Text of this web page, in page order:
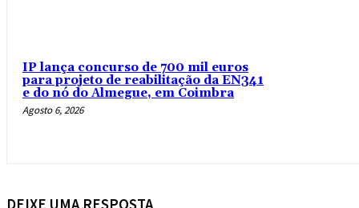
IP lança concurso de 700 mil euros
para projeto de reabilitação da EN341
e do nó do Almegue, em Coimbra
Agosto 6, 2026